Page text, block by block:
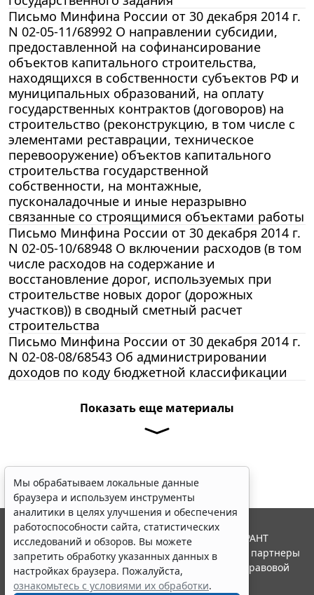
Письмо Минфина России от 30 декабря 2014 г.
N 02-05-11/68992 О направлении субсидии,
предоставленной на софинансирование
объектов капитального строительства,
находящихся в собственности субъектов РФ и
муниципальных образований, на оплату
государственных контрактов (договоров) на
строительство (реконструкцию, в том числе с
элементами реставрации, техническое
перевооружение) объектов капитального
строительства государственной
собственности, на монтажные,
пусконаладочные и иные неразрывно
связанные со строящимися объектами работы
Письмо Минфина России от 30 декабря 2014 г.
N 02-05-10/68948 О включении расходов (в том
числе расходов на содержание и
восстановление дорог, используемых при
строительстве новых дорог (дорожных
участков)) в сводный сметный расчет
строительства
Письмо Минфина России от 30 декабря 2014 г.
N 02-08-08/68543 Об администрировании
доходов по коду бюджетной классификации
Показать еще материалы
Мы обрабатываем локальные данные
браузера и используем инструменты
аналитики в целях улучшения и обеспечения
работоспособности сайта, статистических
исследований и обзоров. Вы можете
запретить обработку указанных данных в
настройках браузера. Пожалуйста,
ознакомьтесь с условиями их обработки.
© ООО "НПП "ГАРАНТ-СЕРВИС", 2026. Система ГАРАНТ
выпускается с 1990 года. Компания "Гарант" и ее партнеры
являются участниками Российской ассоциации правовой
информации ГАРАНТ.